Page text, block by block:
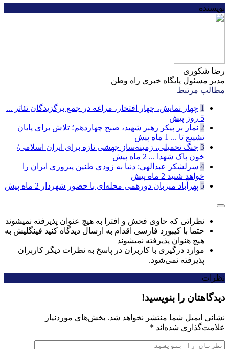
نویسنده
رضا شکوری
مدیر مسئول پایگاه خبری راه وطن
مطالب مرتبط
1 چهار نمایش، چهار افتخار، مراغه در جمع برگزیدگان تئاتر ...
5 روز پیش
2 نماز بر پیکر رهبر شهید، صبح چهاردهم؛ تلاش برای پایان
تشییع تا ... 1 ماه پیش
3 جنگ تحمیلی، زمینه‌ساز جهشی تازه برای ایران اسلامی/
خون پاک شهدا ... 2 ماه پیش
4 سرلشکر عبدالهی: دنیا به زودی طنین پیروزی ایران را
خواهد شنید 2 ماه پیش
5 پهرآباد میزبان دورهمی محله‌ای با حضور شهردار 2 ماه پیش
نظراتی که حاوی فحش و افترا به هیچ عنوان پذیرفته نمیشوند
حتما با کیبورد فارسی اقدام به ارسال دیدگاه کنید فینگلیش به
هیچ هنوان پذیرفته نمیشوند
موارد درگیری با کاربران در پاسخ به نظرات دیگر کاربران
پذیرفته نمی‌شود.
نظرات
دیدگاهتان را بنویسید!
نشانی ایمیل شما منتشر نخواهد شد. بخش‌های موردنیاز
علامت‌گذاری شده‌اند *